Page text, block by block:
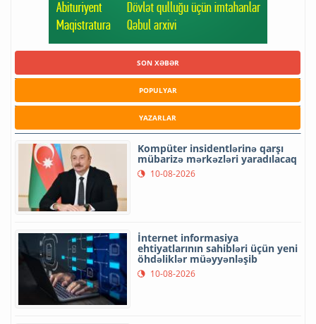
SON XƏBƏR
POPULYAR
YAZARLAR
Kompüter insidentlərinə qarşı
mübarizə mərkəzləri yaradılacaq
10-08-2026
İnternet informasiya
ehtiyatlarının sahibləri üçün yeni
öhdəliklər müəyyənləşib
10-08-2026